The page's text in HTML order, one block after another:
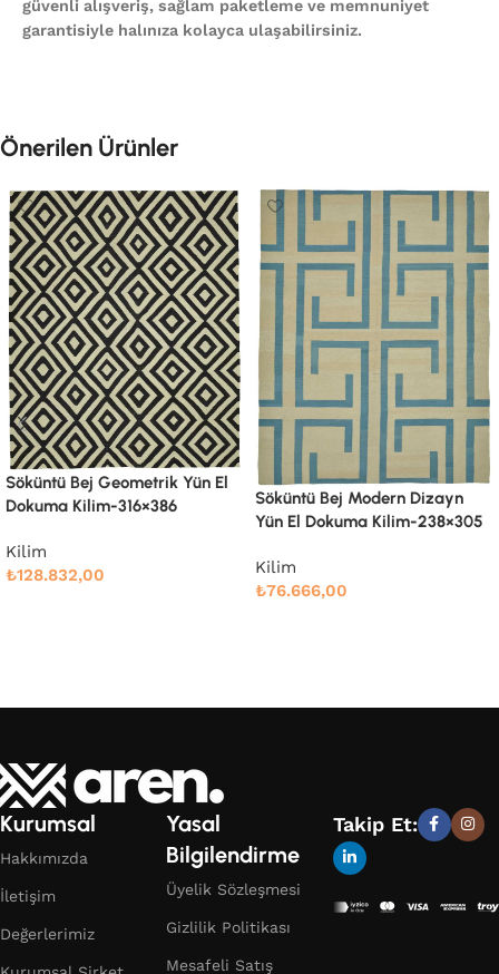
güvenli alışveriş, sağlam paketleme ve memnuniyet
garantisiyle halınıza kolayca ulaşabilirsiniz.
Önerilen Ürünler
Söküntü Bej Modern Dizayn
Kilim
Söküntü Bej Modern Dizayn
Yün El Dokuma Kilim-260×334
Kilim
₺91.661,00
Kurumsal
Hakkımızda
İletişim
Değerlerimiz
Yasal
Bilgilendirme
Üyelik Sözleşmesi
Gizlilik Politikası
Mesafeli Satış
Takip Et: